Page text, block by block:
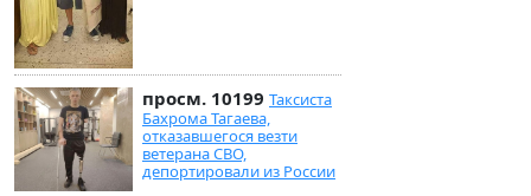
просм. 10199 Таксиста
Бахрома Тагаева,
отказавшегося везти
ветерана СВО,
депортировали из России